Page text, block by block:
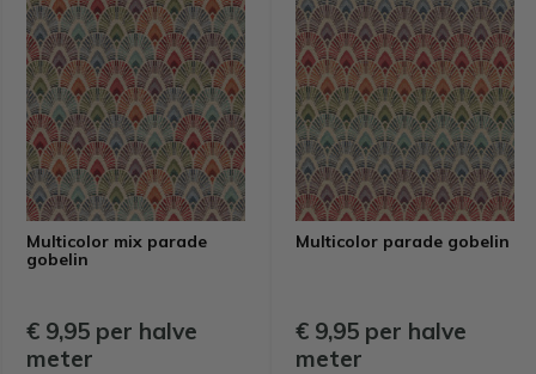
Multicolor mix parade
gobelin
€ 9,95 per halve
meter
Multicolor parade gobelin
€ 9,95 per halve
meter